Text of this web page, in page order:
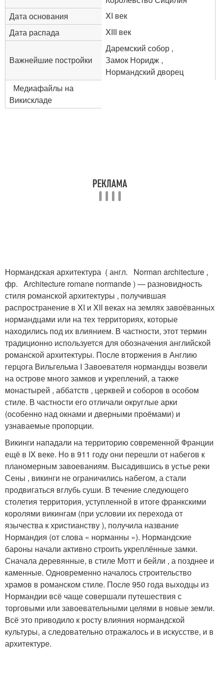
Дата основания
XI век
Дата распада
XIII век
Важнейшие постройки
Даремский собор ,
Замок Норидж ,
Нормандский дворец
Медиафайлы на
Викискладе
Нормандская архитектура ( англ. Norman architecture ,
фр. Architecture romane normande ) — разновидность
стиля романской архитектуры , получившая
распространение в XI и XII веках на землях завоёванных
нормандцами или на тех территориях, которые
находились под их влиянием. В частности, этот термин
традиционно используется для обозначения английской
романской архитектуры. После вторжения в Англию
герцога Вильгельма I Завоевателя нормандцы возвели
на острове много замков и укреплений, а также
монастырей , аббатств , церквей и соборов в особом
стиле. В частности его отличали округлые арки
(особенно над окнами и дверными проёмами) и
узнаваемые пропорции.
Викинги нападали на территорию современной Франции
ещё в IX веке. Но в 911 году они перешли от набегов к
планомерным завоеваниям. Высадившись в устье реки
Сены , викинги не ограничились набегом, а стали
продвигаться вглубь суши. В течение следующего
столетия территория, уступленной в итоге франкскими
королями викингам (при условии их перехода от
язычества к христианству ), получила название
Нормандия (от слова « норманны »). Нормандские
бароны начали активно строить укреплённые замки.
Сначала деревянные, в стиле Мотт и бейли , а позднее и
каменные. Одновременно началось строительство
храмов в романском стиле. После 950 года выходцы из
Нормандии всё чаще совершали путешествия с
торговыми или завоевательными целями в новые земли.
Всё это приводило к росту влияния нормандской
культуры, а следовательно отражалось и в искусстве, и в
архитектуре.